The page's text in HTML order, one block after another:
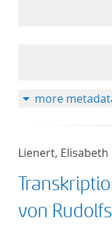
more
Lienert, Elisabeth
von